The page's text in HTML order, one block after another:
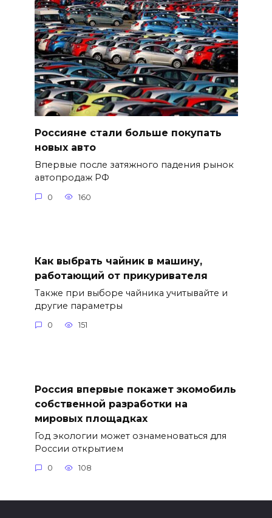
Россияне стали больше покупать
новых авто
Впервые после затяжного падения рынок
автопродаж РФ
0 160
Как выбрать чайник в машину,
работающий от прикуривателя
Также при выборе чайника учитывайте и
другие параметры
0 151
Россия впервые покажет экомобиль
собственной разработки на
мировых площадках
Год экологии может ознаменоваться для
России открытием
0 108